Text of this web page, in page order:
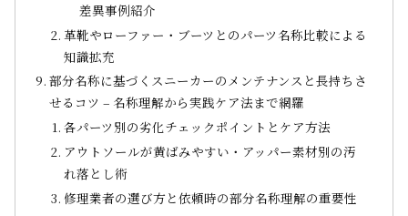
差異事例紹介
革靴やローファー・ブーツとのパーツ名称比較による
知識拡充
部分名称に基づくスニーカーのメンテナンスと長持ちさ
せるコツ – 名称理解から実践ケア法まで網羅
各パーツ別の劣化チェックポイントとケア方法
アウトソールが黄ばみやすい・アッパー素材別の汚
れ落とし術
修理業者の選び方と依頼時の部分名称理解の重要性